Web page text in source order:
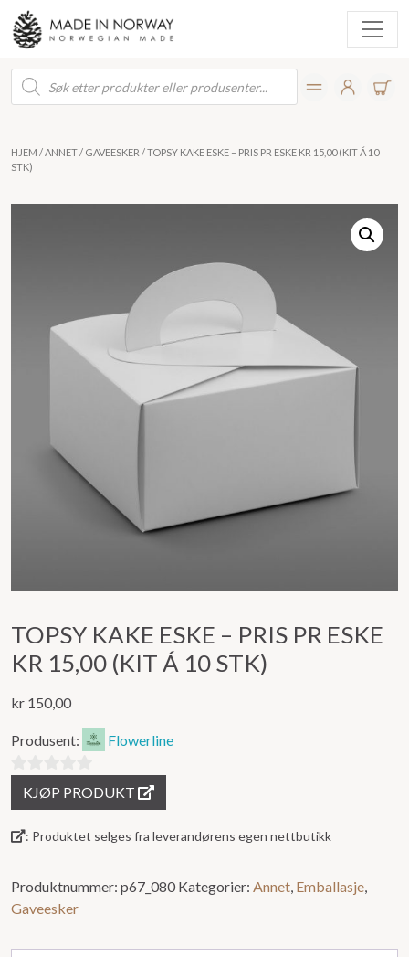
Products
search
HJEM /ANNET/ GAVEESKER / TOPSY KAKE ESKE – PRIS PR ESKE KR 15,00 (KIT Á 10
STK)
TOPSY KAKE ESKE – PRIS PR ESKE
KR 15,00 (KIT Á 10 STK)
kr 150,00
Produsent: Flowerline
ut
av
KJØP PRODUKT
: Produktet selges fra leverandørens egen nettbutikk
Produktnummer: p67_080 Kategorier: Annet Emballasje
Gaveesker